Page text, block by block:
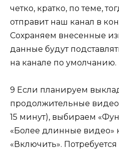
четко, кратко, по теме,
отправит наш канал в
Сохраняем внесенные
данные будут
на канале по умолчанию.
9 Если планируем
продолжительные видео
15 минут), выбираем
«Более длинные видео»
«Включить».